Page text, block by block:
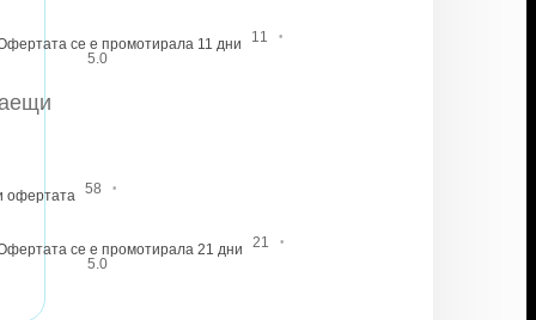
се е промотирала 11 дни 11
·
5.0
офертата 58 ·
се е промотирала 21 дни 21
·
5.0